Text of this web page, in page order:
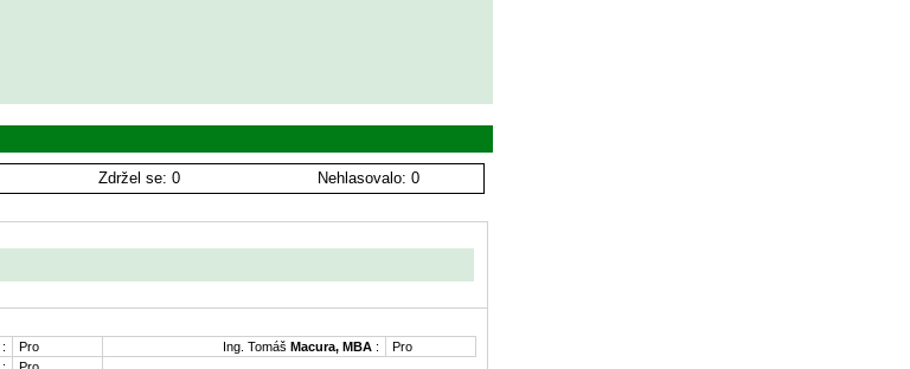
Zdržel se: 0 Nehlasovalo: 0
: Pro Ing. Tomáš Macura, MBA :
Pro